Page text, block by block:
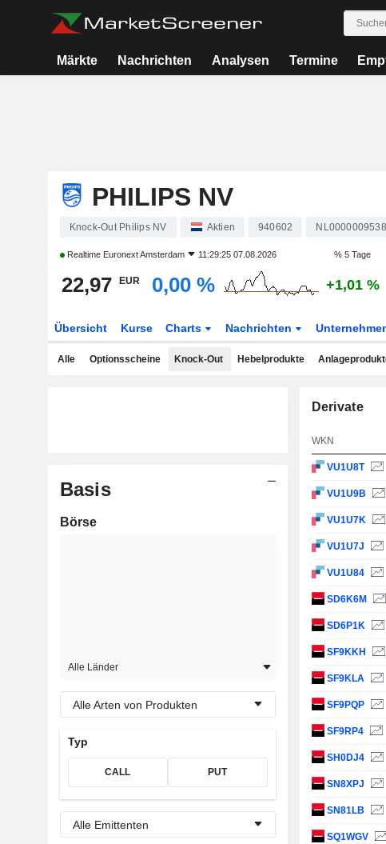
Märkte Nachrichten Analysen Termine
PHILIPS NV
Knock-Out Philips NV Aktien 940602 NL0000009538
Realtime Euronext Amsterdam 11:29:25 07.08.2026 % 5 Tage
22,97 EUR 0,00 % +1,01 %
Übersicht Kurse Charts Nachrichten
Alle Optionsscheine Knock-Out Hebelprodukte
Basis
Börse
Alle Länder
Alle Arten von Produkten
Typ
CALL PUT
Alle Emittenten
Derivate
WKN
VU1U8T
VU1U9B
VU1U7K
VU1U7J
VU1U84
SD6K6M
SD6P1K
SF9KKH
SF9KLA
SF9PQP
SF9RP4
SH0DJ4
SN8XPJ
SN81LB
SQ1WGV